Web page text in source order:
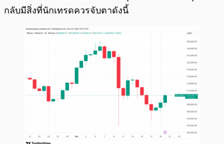
กลับมีสิ่งที่นักเทรดควรจับตาดังนี้